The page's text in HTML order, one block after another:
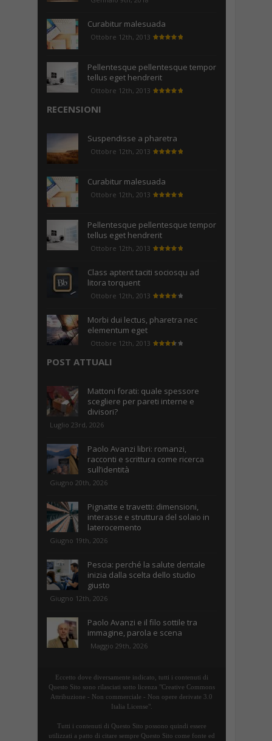
Curabitur malesuada
Ottobre 12th, 2013
Pellentesque pellentesque tempor
tellus eget hendrerit
Ottobre 12th, 2013
RECENSIONI
Suspendisse a pharetra
Ottobre 12th, 2013
Curabitur malesuada
Ottobre 12th, 2013
Pellentesque pellentesque tempor
tellus eget hendrerit
Ottobre 12th, 2013
Class aptent taciti sociosqu ad
litora torquent
Ottobre 12th, 2013
Morbi dui lectus, pharetra nec
elementum eget
Ottobre 12th, 2013
POST ATTUALI
Mattoni forati: quale spessore
scegliere per pareti interne e
divisori?
Luglio 23rd, 2026
Paolo Avanzi libri: romanzi,
racconti e scrittura come ricerca
sull’identità
Giugno 20th, 2026
Pignatte e travetti: dimensioni,
interasse e struttura del solaio in
laterocemento
Giugno 19th, 2026
Pescia: perché la salute dentale
inizia dalla scelta dello studio
giusto
Giugno 12th, 2026
Paolo Avanzi e il filo sottile tra
immagine, parola e scena
Maggio 29th, 2026
Eccetto dove diversamente indicato, tutti i contenuti di
Questo Sito sono rilasciati sotto licenza "Creative Commons
Attribuzione - Non commerciale - Non opere derivate 3.0
Italia License".
Tutti i contenuti di Questo Sito possono quindi essere
utilizzati a patto di citare sempre Questo Sito come fonte ed